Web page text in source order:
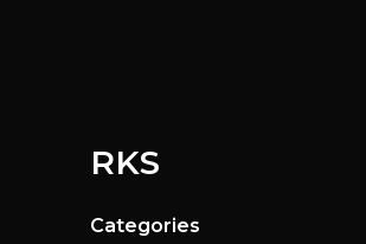
RKS
Categories